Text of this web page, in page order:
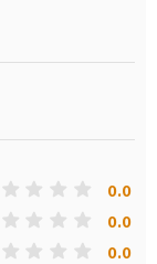
0.0
0.0
0.0